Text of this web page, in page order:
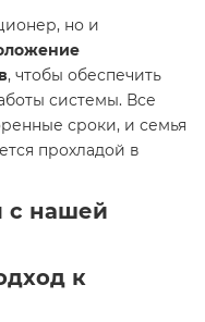
но и
, чтобы обеспечить
системы. Все
сроки, и семья
прохладой в
с нашей
к